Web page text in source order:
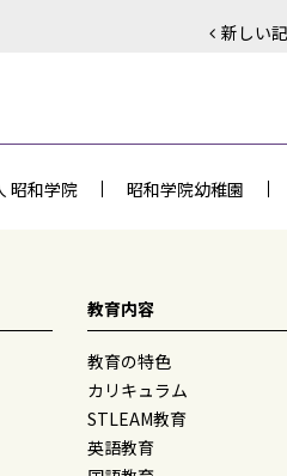
新しい
昭和学院 昭和学院幼稚園
教育内容
教育の特色
カリキュラム
STLEAM教育
英語教育